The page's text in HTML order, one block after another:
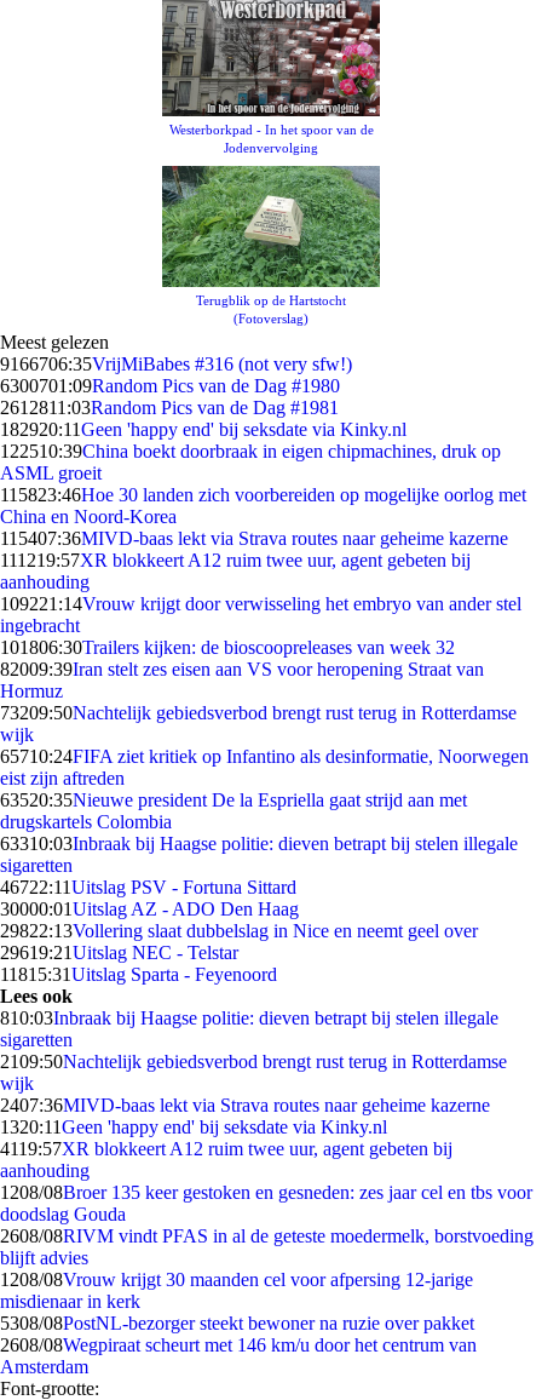
Westerborkpad - In het spoor van de
Jodenvervolging
Terugblik op de Hartstocht
(Fotoverslag)
Meest gelezen
9166706:35VrijMiBabes #316 (not very sfw!)
6300701:09Random Pics van de Dag #1980
2612811:03Random Pics van de Dag #1981
182920:11Geen 'happy end' bij seksdate via Kinky.nl
122510:39China boekt doorbraak in eigen chipmachines, druk op
ASML groeit
115823:46Hoe 30 landen zich voorbereiden op mogelijke oorlog met
China en Noord-Korea
115407:36MIVD-baas lekt via Strava routes naar geheime kazerne
111219:57XR blokkeert A12 ruim twee uur, agent gebeten bij
aanhouding
109221:14Vrouw krijgt door verwisseling het embryo van ander stel
ingebracht
101806:30Trailers kijken: de bioscoopreleases van week 32
82009:39Iran stelt zes eisen aan VS voor heropening Straat van
Hormuz
73209:50Nachtelijk gebiedsverbod brengt rust terug in Rotterdamse
wijk
65710:24FIFA ziet kritiek op Infantino als desinformatie, Noorwegen
eist zijn aftreden
63520:35Nieuwe president De la Espriella gaat strijd aan met
drugskartels Colombia
63310:03Inbraak bij Haagse politie: dieven betrapt bij stelen illegale
sigaretten
46722:11Uitslag PSV - Fortuna Sittard
30000:01Uitslag AZ - ADO Den Haag
29822:13Vollering slaat dubbelslag in Nice en neemt geel over
29619:21Uitslag NEC - Telstar
11815:31Uitslag Sparta - Feyenoord
Lees ook
810:03Inbraak bij Haagse politie: dieven betrapt bij stelen illegale
sigaretten
2109:50Nachtelijk gebiedsverbod brengt rust terug in Rotterdamse
wijk
2407:36MIVD-baas lekt via Strava routes naar geheime kazerne
1320:11Geen 'happy end' bij seksdate via Kinky.nl
4119:57XR blokkeert A12 ruim twee uur, agent gebeten bij
aanhouding
1208/08Broer 135 keer gestoken en gesneden: zes jaar cel en tbs voor
doodslag Gouda
2608/08RIVM vindt PFAS in al de geteste moedermelk, borstvoeding
blijft advies
1208/08Vrouw krijgt 30 maanden cel voor afpersing 12-jarige
misdienaar in kerk
5308/08PostNL-bezorger steekt bewoner na ruzie over pakket
2608/08Wegpiraat scheurt met 146 km/u door het centrum van
Amsterdam
Font-grootte: